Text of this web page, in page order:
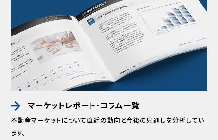
マーケットレポート・コラム一覧
不動産マーケットについて直近の動向と今後の見通しを分析してい
ます。